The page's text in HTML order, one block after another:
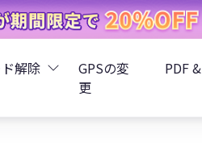
解除
GPSの変
更
PDF